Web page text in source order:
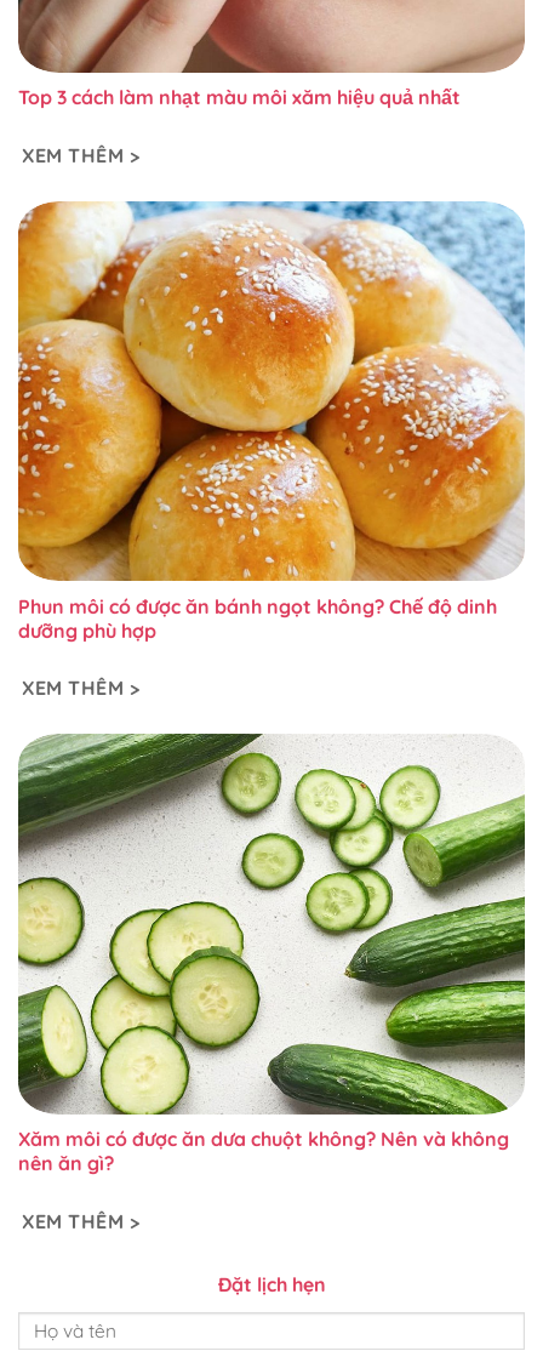
Top 3 cách làm nhạt màu môi xăm hiệu quả nhất
XEM THÊM >
Phun môi có được ăn bánh ngọt không? Chế độ dinh
dưỡng phù hợp
XEM THÊM >
Xăm môi có được ăn dưa chuột không? Nên và không
nên ăn gì?
XEM THÊM >
Đặt lịch hẹn